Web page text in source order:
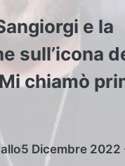
e la
sull’icona
chiamò
5 Dicembre